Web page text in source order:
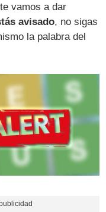
vamos a dar
avisado, no sigas
la palabra del